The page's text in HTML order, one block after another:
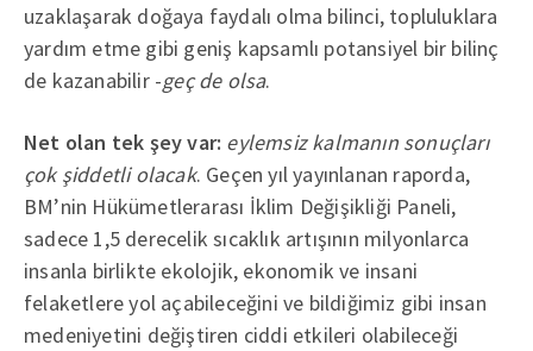
uzaklaşarak doğaya faydalı olma bilinci, topluluklara
yardım etme gibi geniş kapsamlı potansiyel bir bilinç
de kazanabilir -geç de olsa.
Net olan tek şey var: eylemsiz kalmanın sonuçları
çok şiddetli olacak. Geçen yıl yayınlanan raporda,
BM’nin Hükümetlerarası İklim Değişikliği Paneli,
sadece 1,5 derecelik sıcaklık artışının milyonlarca
insanla birlikte ekolojik, ekonomik ve insani
felaketlere yol açabileceğini ve bildiğimiz gibi insan
medeniyetini değiştiren ciddi etkileri olabileceği